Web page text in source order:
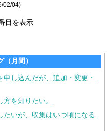
02/04)
目を表示
月間）
し込んだが、追加・変更・
を知りたい。
いが、収集はいつ頃になる